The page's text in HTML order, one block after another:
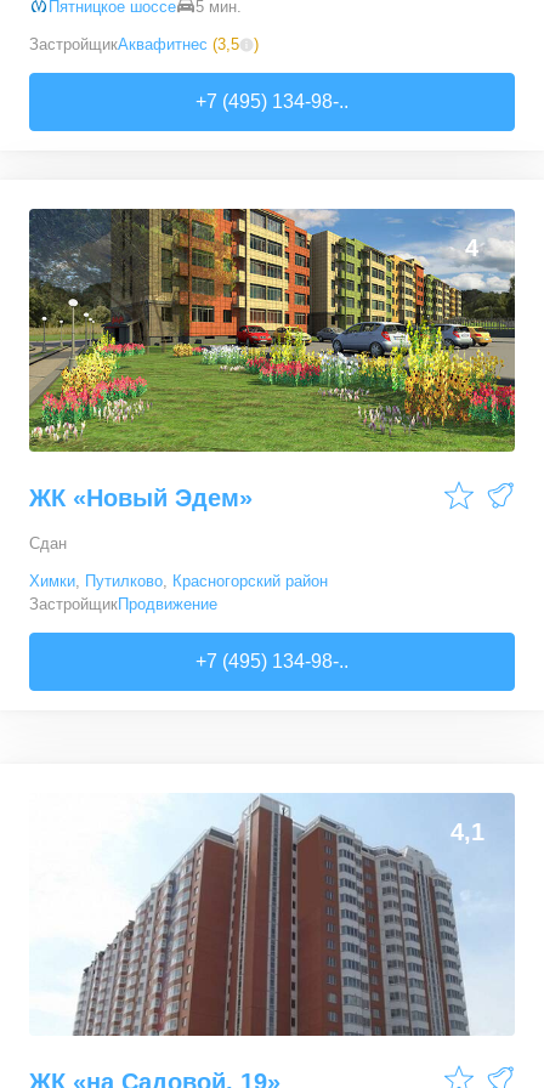
Пятницкое шоссе 5 мин.
ЗастройщикАквафитнес (3,5 )
+7 (495) 134-98-..
4
ЖК «Новый Эдем»
Сдан
Химки, Путилково, Красногорский район
ЗастройщикПродвижение
+7 (495) 134-98-..
4,1
ЖК «на Садовой, 19»